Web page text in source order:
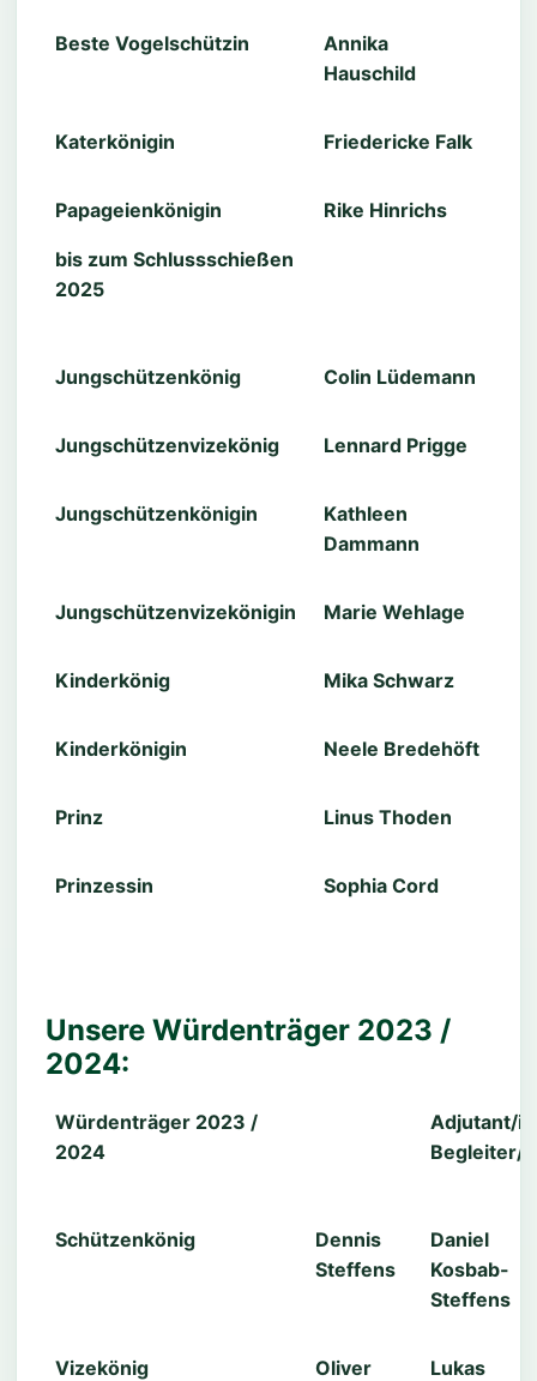
Beste Vogelschützin
Annika
Hauschild
Katerkönigin Friedericke Falk
Papageienkönigin Rike Hinrichs
bis zum Schlussschießen
2025
Jungschützenkönig Colin Lüdemann
Jungschützenvizekönig Lennard Prigge
Jungschützenkönigin
Kathleen
Dammann
Jungschützenvizekönigin Marie Wehlage
Kinderkönig Mika Schwarz
Kinderkönigin Neele Bredehöft
Prinz Linus Thoden
Prinzessin Sophia Cord
Unsere Würdenträger 2023 /
2024:
Würdenträger 2023 /
2024
Adjutant/
Begleiter/
Schützenkönig
Dennis
Steffens
Daniel
Kosbab-
Steffens
Vizekönig
Oliver
Lukas